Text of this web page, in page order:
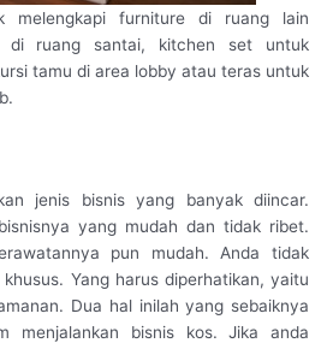
melengkapi furniture di ruang lain
ruang santai, kitchen set untuk
tamu di area lobby atau teras untuk
jenis bisnis yang banyak diincar.
yang mudah dan tidak ribet.
pun mudah. Anda tidak
Yang harus diperhatikan, yaitu
Dua hal inilah yang sebaiknya
menjalankan bisnis kos. Jika anda